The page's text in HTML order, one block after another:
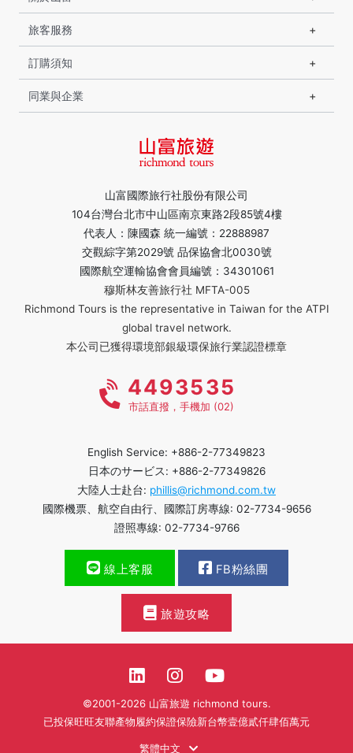
山富國際旅行社股份有限公司
104台灣台北市中山區南京東路2段85號4樓
代表人：陳國森 統一編號：22888987
交觀綜字第2029號 品保協會北0030號
國際航空運輸協會會員編號：34301061
穆斯林友善旅行社 MFTA-005
Richmond Tours is the representative in Taiwan for the ATPI
global travel network.
本公司已獲得環境部銀級環保旅行業認證標章
旅客服務
訂購須知
同業與企業
4493535
市話直撥，手機加 (02)
English Service: +886-2-77349823
日本のサービス: +886-2-77349826
大陸人士赴台: phillis@richmond.com.tw
國際機票、航空自由行、國際訂房專線: 02-7734-9656
證照專線: 02-7734-9766
線上客服 FB粉絲團
旅遊攻略
©2001-2026 山富旅遊 richmond tours.
已投保旺旺友聯產物履約保證保險新台幣壹億貳仟肆佰萬元
繁體中文